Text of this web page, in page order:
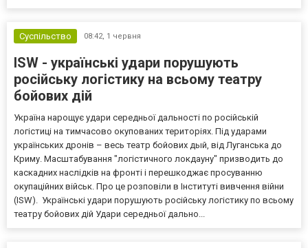
Суспільство 08:42, 1 червня
ISW - українські удари порушують
російську логістику на всьому театру
бойових дій
Україна нарощує удари середньої дальності по російській
логістиці на тимчасово окупованих територіях. Під ударами
українських дронів – весь театр бойових дый, від Луганська до
Криму. Масштабування "логістичного локдауну" призводить до
каскадних наслідків на фронті і перешкоджає просуванню
окупаційних військ. Про це розповіли в Інституті вивчення війни
(ISW). Українські удари порушують російську логістику по всьому
театру бойових дій Удари середньої дально...